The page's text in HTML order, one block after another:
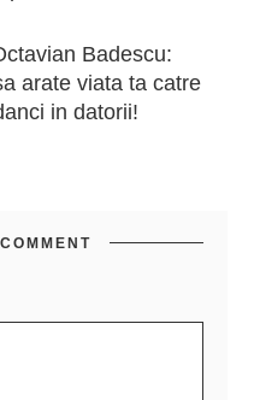
Badescu:
arate viata ta catre
in datorii!